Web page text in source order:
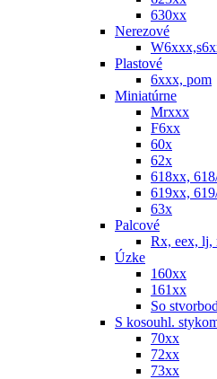
630xx
Nerezové
Plastové
6xxx, pom
Miniatúrne
Mrxxx
F6xx
60x
62x
618xx,
619xx,
63x
Palcové
Rx, eex, lj,
Úzke
160xx
161xx
So
S kosouhl.
70xx
72xx
73xx